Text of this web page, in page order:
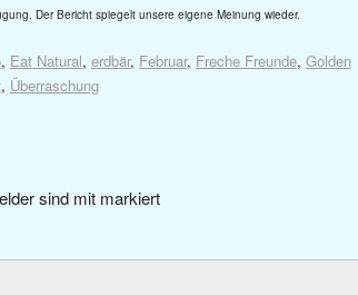
Der Bericht spiegelt unsere eigene Meinung wieder.
, Eat Natural, erdbär, Februar, Freche Freunde, Golden
, Überraschung
sind mit markiert